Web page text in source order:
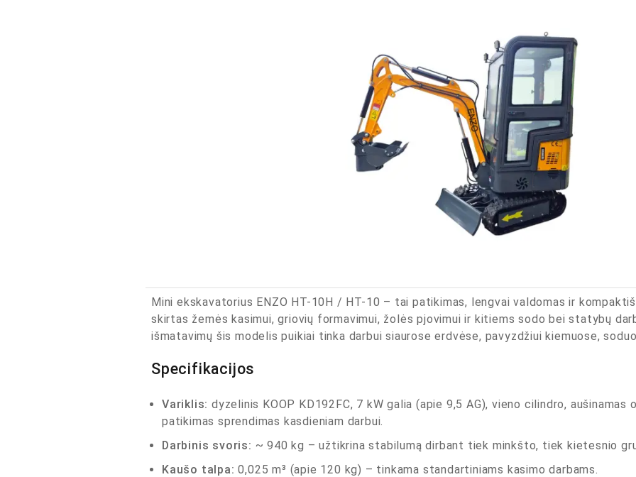
Mini ekskavatorius ENZO HT-10H / HT-10 – tai patikimas, lengvai valdomas ir
skirtas žemės kasimui, griovių formavimui, žolės pjovimui ir kitiems sodo bei statybų
išmatavimų šis modelis puikiai tinka darbui siaurose erdvėse, pavyzdžiui kiemuose,
Specifikacijos
Variklis: dyzelinis KOOP KD192FC, 7 kW galia (apie 9,5 AG), vieno cilindro, aušinamas
patikimas sprendimas kasdieniam darbui.
Darbinis svoris: ~ 940 kg – užtikrina stabilumą dirbant tiek minkšto, tiek kietesnio
Kaušo talpa: 0,025 m³ (apie 120 kg) – tinkama standartiniams kasimo darbams.